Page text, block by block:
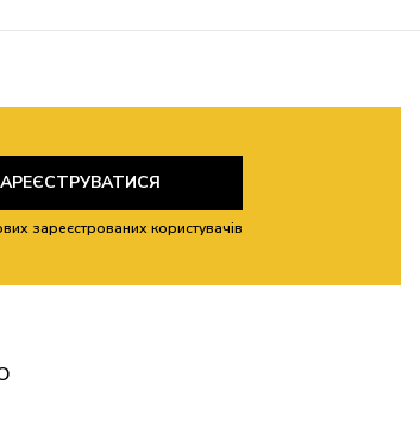
зареєстрованих користувачів